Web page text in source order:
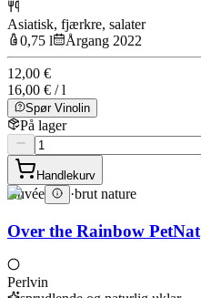
Asiatisk, fjærkre, salater
0,75 l
Årgang 2022
12,00 €
16,00 € / l
Spør Vinolin
På lager
Handlekurv
Cuvée ·brut nature
Over the Rainbow PetNat
Perlvin